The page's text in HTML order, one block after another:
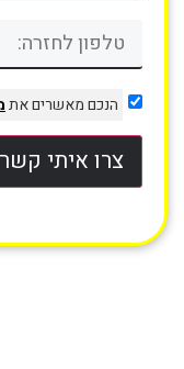
הנכם מאשרים את
צרו איתי קשר